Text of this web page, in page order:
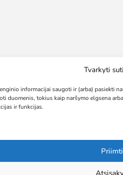
Tvarkyti
informacijai saugoti ir (arba) pasiekti
duomenis, tokius kaip naršymo elgsena
ir funkcijas.
Priimti